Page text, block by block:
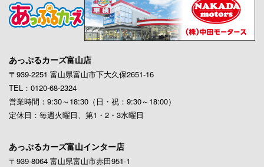
あっぷるカーズ富山店
〒939-2251 富山県富山市下大久保2651-16
TEL：0120-68-2324
営業時間：9:30～18:30（日・祝：9:30～18:00）
定休日：毎週火曜日、第1・2・3水曜日
あっぷるカーズ富山インター店
〒939-8064 富山県富山市赤田951-1